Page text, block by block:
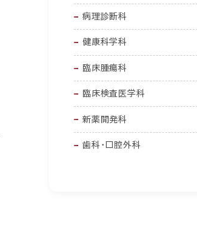
病理診断科
健康科学科
臨床腫瘍科
臨床検査医学科
新薬開発科
歯科・口腔外科